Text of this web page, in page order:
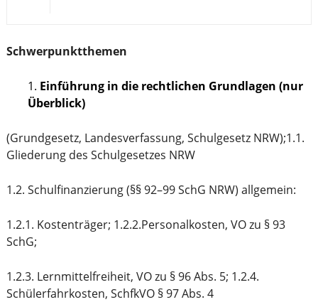
Schwerpunktthemen
Einführung in die rechtlichen Grundlagen (nur
Überblick)
(Grundgesetz, Landesverfassung, Schulgesetz NRW);1.1.
Gliederung des Schulgesetzes NRW
1.2. Schulfinanzierung (§§ 92–99 SchG NRW) allgemein:
1.2.1. Kostenträger; 1.2.2.Personalkosten, VO zu § 93
SchG;
1.2.3. Lernmittelfreiheit, VO zu § 96 Abs. 5; 1.2.4.
Schülerfahrkosten, SchfkVO § 97 Abs. 4